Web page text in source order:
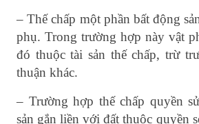
– Thế chấp một phần bất động
phụ. Trong trường hợp này vật
đó thuộc tài sản thế chấp, trừ
thuận khác.
– Trường hợp thế chấp quyền
sản gắn liền với đất thuộc quyền